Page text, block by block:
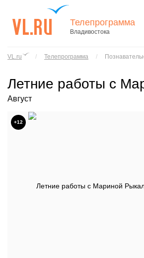
города
Владивостока
Телепрограмма
Владивостока
VL.ru / Телепрограмма /
Летние работы с
Август
+12